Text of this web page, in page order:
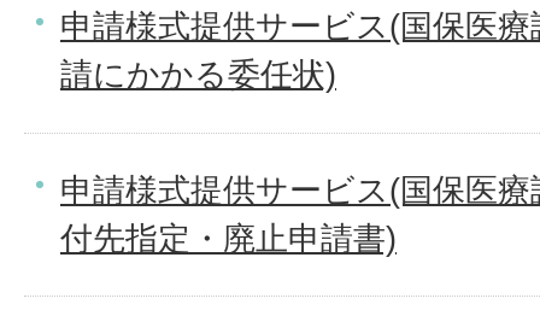
申請様式提供サービス(国保医
請にかかる委任状)
申請様式提供サービス(国保医
付先指定・廃止申請書)